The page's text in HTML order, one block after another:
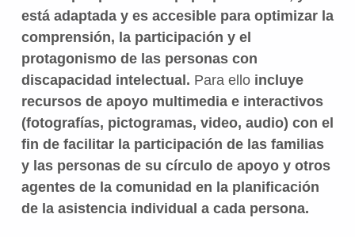
está adaptada y es accesible para optimizar la
comprensión, la participación y el
protagonismo de las personas con
discapacidad intelectual. Para ello incluye
recursos de apoyo multimedia e interactivos
(fotografías, pictogramas, video, audio) con el
fin de facilitar la participación de las familias
y las personas de su círculo de apoyo y otros
agentes de la comunidad en la planificación
de la asistencia individual a cada persona.